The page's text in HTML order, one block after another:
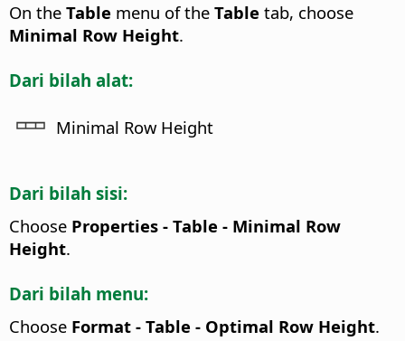
On the Table menu of the Table tab, choose
Minimal Row Height.
Dari bilah alat:
Minimal Row Height
Dari bilah sisi:
Choose Properties - Table - Minimal Row
Height.
Dari bilah menu:
Choose Format - Table - Optimal Row Height.